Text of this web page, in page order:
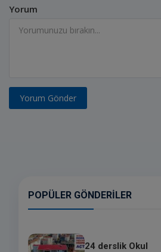
Yorum
Yorum Gönder
POPÜLER GÖNDERILER
24 derslik Okul